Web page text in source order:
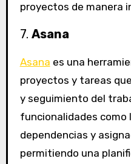
proyectos de manera
7. Asana
Asana es una
proyectos y tareas
y seguimiento del
funcionalidades como
dependencias y
permitiendo una